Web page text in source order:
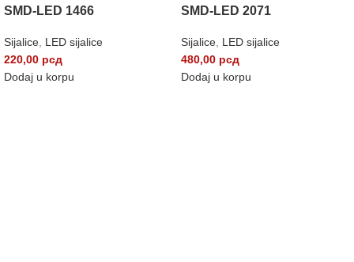
SMD-LED 1466
Sijalice LED sijalice
220,00 рсд
Dodaj u korpu
SMD-LED 2071
Sijalice LED sijalice
480,00 рсд
Dodaj u korpu